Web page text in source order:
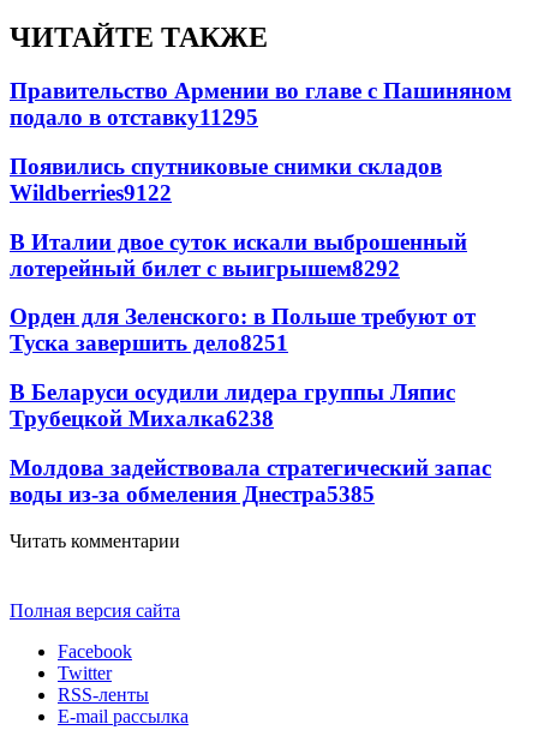
ЧИТАЙТЕ ТАКЖЕ
Правительство Армении во главе с Пашиняном
подало в отставку11295
Появились спутниковые снимки складов
Wildberries9122
В Италии двое суток искали выброшенный
лотерейный билет с выигрышем8292
Орден для Зеленского: в Польше требуют от
Туска завершить дело8251
В Беларуси осудили лидера группы Ляпис
Трубецкой Михалка6238
Молдова задействовала стратегический запас
воды из-за обмеления Днестра5385
Читать комментарии
Полная версия сайта
Facebook
Twitter
RSS-ленты
E-mail рассылка